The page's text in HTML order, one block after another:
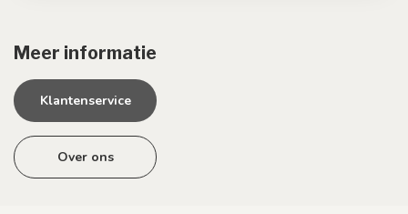
Meer informatie
Klantenservice
Over ons